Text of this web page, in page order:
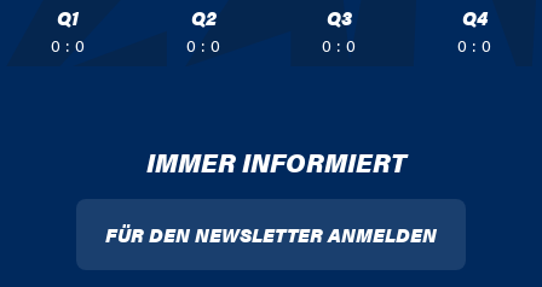
Q1
0 : 0
Q2
0 : 0
Q3
0 : 0
Q4
0 : 0
IMMER INFORMIERT
FÜR DEN NEWSLETTER ANMELDEN